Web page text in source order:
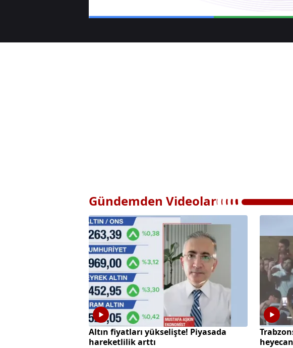
Gündemden Videolar
Altın fiyatları yükselişte! Piyasada
hareketlilik arttı